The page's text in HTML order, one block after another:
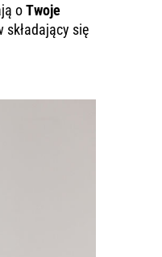
oTwoje
składający się